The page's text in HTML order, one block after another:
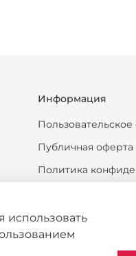
Информация
Публичная оферта
Политика
Политика
Согласие на